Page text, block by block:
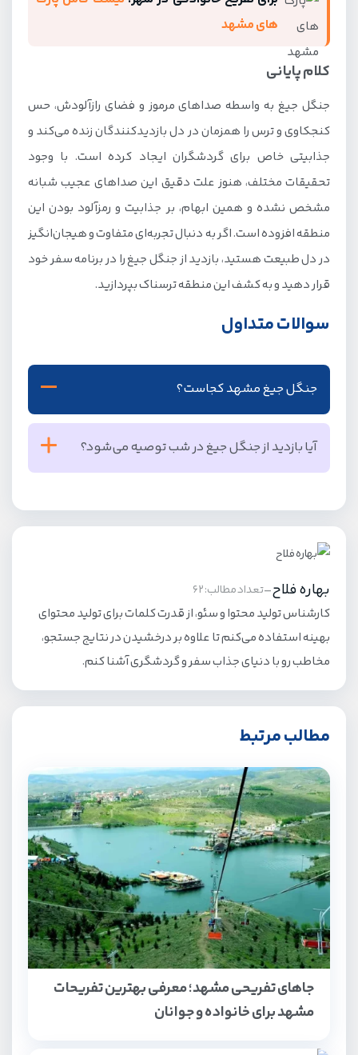
های مشهد
کلام پایانی
جنگل جیغ به واسطه صداهای مرموز و فضای راز‌آلودش، حس
کنجکاوی و ترس را همزمان در دل بازدیدکنندگان زنده می‌کند و
جذابیتی خاص برای گردشگران ایجاد کرده است. با وجود
تحقیقات مختلف، هنوز علت دقیق این صداهای عجیب شبانه
مشخص نشده و همین ابهام، بر جذابیت و رمزآلود بودن این
منطقه افزوده است. اگر به دنبال تجربه‌ای متفاوت و هیجان‌انگیز
در دل طبیعت هستید، بازدید از جنگل جیغ را در برنامه سفر خود
قرار دهید و به کشف این منطقه ترسناک بپردازید.
سوالات متداول
جنگل جیغ مشهد کجاست؟
جنگل جیغ مشهد در فاصله 32 کیلومتری شهر مشهد و در
روستای سربرج از توابع بخش طرقبه قرار دارد.
آیا بازدید از جنگل جیغ در شب توصیه می‌شود؟
که تجهیزات کامل همراه خود داشته و مراقب حمله حیوانات
وحشی نیز باشید.
بهاره فلاح-تعداد مطالب: 62
کارشناس تولید محتوا و سئو، از قدرت کلمات برای تولید محتوای
بهینه استفاده می‌کنم تا علاوه بر درخشیدن در نتایج جستجو،
مخاطب رو با دنیای جذاب سفر و گردشگری آشنا کنم.
مطالب مرتبط
جاهای تفریحی مشهد؛ معرفی بهترین تفریحات
مشهد برای خانواده و جوانان